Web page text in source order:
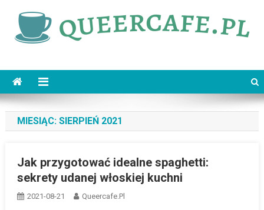
content
MIESIĄC: SIERPIEŃ 2021
Jak przygotować idealne spaghetti:
sekrety udanej włoskiej kuchni
2021-08-21 Queercafe.pl